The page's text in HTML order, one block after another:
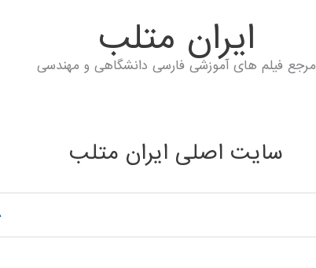
ايران متلب
مرجع فیلم های آموزشی فارسی دانشگاهی و مهندسی
سایت اصلی ایران متلب